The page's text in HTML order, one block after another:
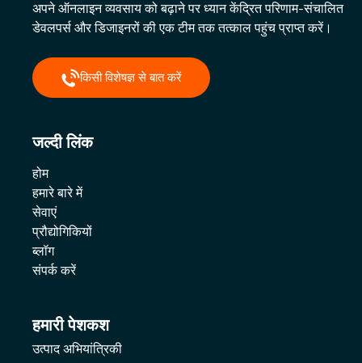
अपने ऑनलाइन व्यवसाय को बढ़ाने पर ध्यान केंद्रित परिणाम-संचालित
डेवलपर्स और डिजाइनरों की एक टीम तक तत्काल पहुंच प्राप्त करें।
किसी विशेषज्ञ से बात करें
जल्दी लिंक
होम
हमारे बारे में
सेवाएं
प्रौद्योगिकियों
ब्लॉग
संपर्क करें
हमारी पेशकश
उत्पाद अभियांत्रिकी